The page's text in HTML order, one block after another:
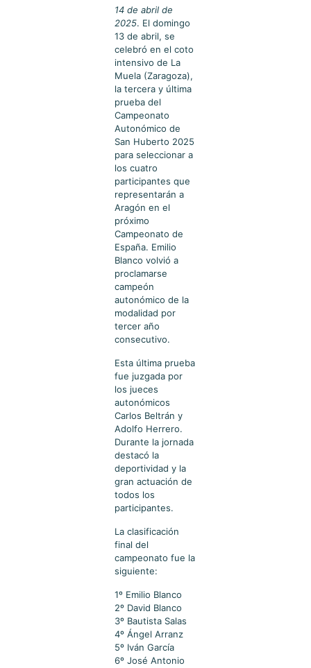
14 de abril de
2025. El domingo
13 de abril, se
celebró en el coto
intensivo de La
Muela (Zaragoza),
la tercera y última
prueba del
Campeonato
Autonómico de
San Huberto 2025
para seleccionar a
los cuatro
participantes que
representarán a
Aragón en el
próximo
Campeonato de
España. Emilio
Blanco volvió a
proclamarse
campeón
autonómico de la
modalidad por
tercer año
consecutivo.
Esta última prueba
fue juzgada por
los jueces
autonómicos
Carlos Beltrán y
Adolfo Herrero.
Durante la jornada
destacó la
deportividad y la
gran actuación de
todos los
participantes.
La clasificación
final del
campeonato fue la
siguiente:
1º Emilio Blanco
2º David Blanco
3º Bautista Salas
4º Ángel Arranz
5º Iván García
6º José Antonio